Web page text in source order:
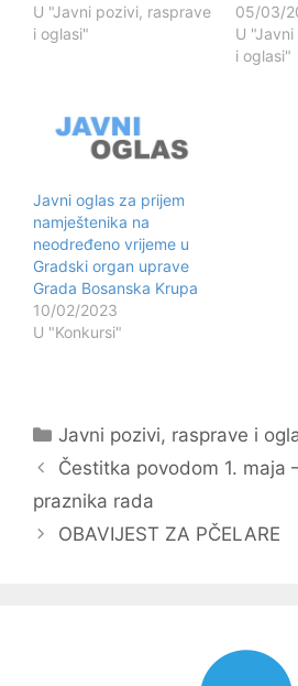
U "Javni pozivi, rasprave
i oglasi"
05/03/
U
i oglasi"
Javni oglas za prijem
namještenika na
neodređeno vrijeme u
Gradski organ uprave
Grada Bosanska Krupa
10/02/2023
U "Konkursi"
Kategorije
Javni pozivi, rasprave i
Navigacija
objava
Čestitka povodom 1. maja
praznika rada
OBAVIJEST ZA PČELARE